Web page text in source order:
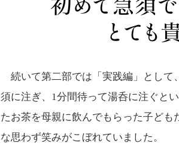
続いて第二部では「実践編」として
須に注ぎ、1分間待って湯呑に注ぐと
たお茶を母親に飲んでもらった子ど
な思わず笑みがこぼれていました。